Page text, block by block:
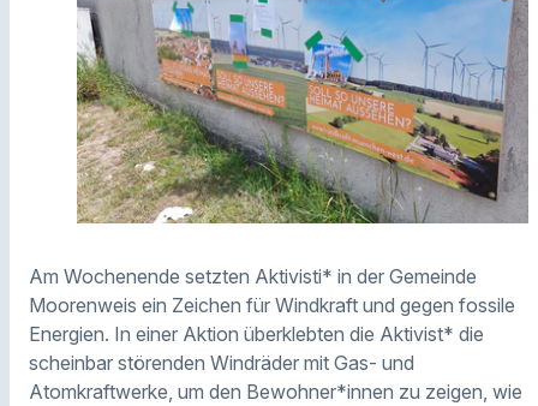
Am Wochenende setzten Aktivisti* in der Gemeinde
Moorenweis ein Zeichen für Windkraft und gegen fossile
Energien. In einer Aktion überklebten die Aktivist* die
scheinbar störenden Windräder mit Gas- und
Atomkraftwerke, um den Bewohner*innen zu zeigen, wie